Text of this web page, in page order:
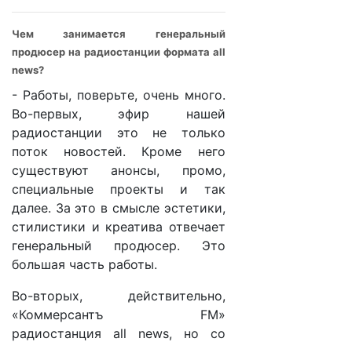
Чем занимается генеральный
продюсер на радиостанции формата all
news?
- Работы, поверьте, очень много.
Во-первых, эфир нашей
радиостанции это не только
поток новостей. Кроме него
существуют анонсы, промо,
специальные проекты и так
далее. За это в смысле эстетики,
стилистики и креатива отвечает
генеральный продюсер. Это
большая часть работы.
Во-вторых, действительно,
«Коммерсантъ FM»
радиостанция all news, но со